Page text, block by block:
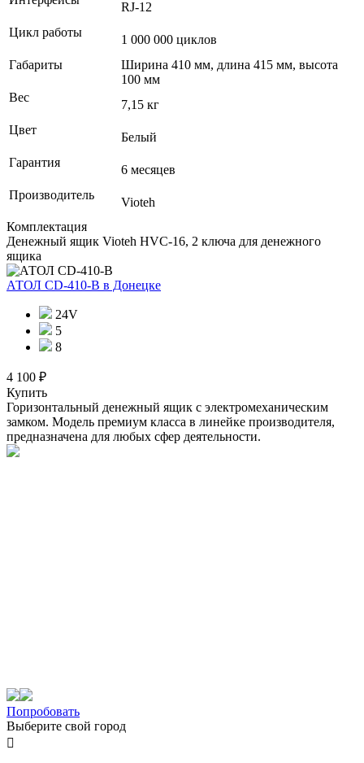
RJ-12
Цикл работы
1 000 000 циклов
Габариты
Ширина 410 мм, длина 415 мм, высота
100 мм
Вес
7,15 кг
Цвет
Белый
Гарантия
6 месяцев
Производитель
Vioteh
Комплектация
Денежный ящик Vioteh HVC-16, 2 ключа для денежного
ящика
АТОЛ CD-410-В в Донецке
24V
5
8
4 100 ₽
Купить
Горизонтальный денежный ящик с электромеханическим
замком. Модель премиум класса в линейке производителя,
предназначена для любых сфер деятельности.
Попробовать
Выберите свой город
